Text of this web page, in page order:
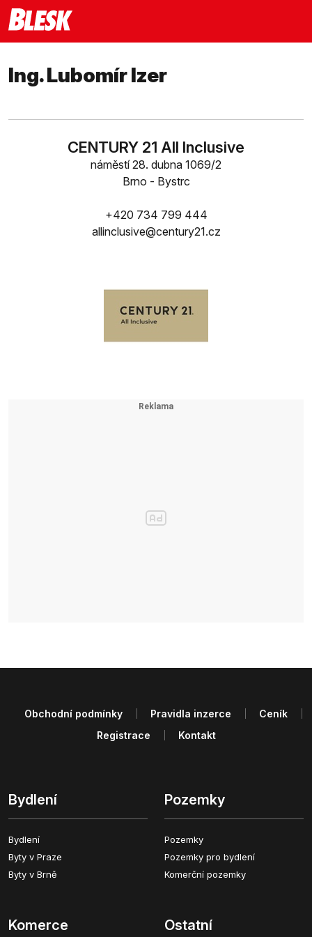
Ing. Lubomír Izer
CENTURY 21 All Inclusive
náměstí 28. dubna 1069/2
Brno - Bystrc
+420 734 799 444
allinclusive@century21.cz
Bydlení
Bydlení
Byty v Praze
Byty v Brně
Pozemky
Pozemky
Pozemky pro bydlení
Komerční pozemky
Komerce Ostatní
Obchodní podmínky Pravidla inzerce
Ceník
Registrace
Kontakt